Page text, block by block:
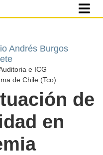
Andrés Burgos
e ICG
de Chile (Tco)
de
en